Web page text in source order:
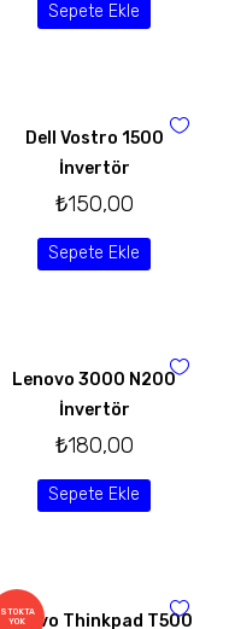
Sepete Ekle
Dell Vostro 1500
İnvertör
₺150,00
Sepete Ekle
Lenovo 3000 N200
İnvertör
₺180,00
Sepete Ekle
STOKTA
YOK
Lenovo Thinkpad T500